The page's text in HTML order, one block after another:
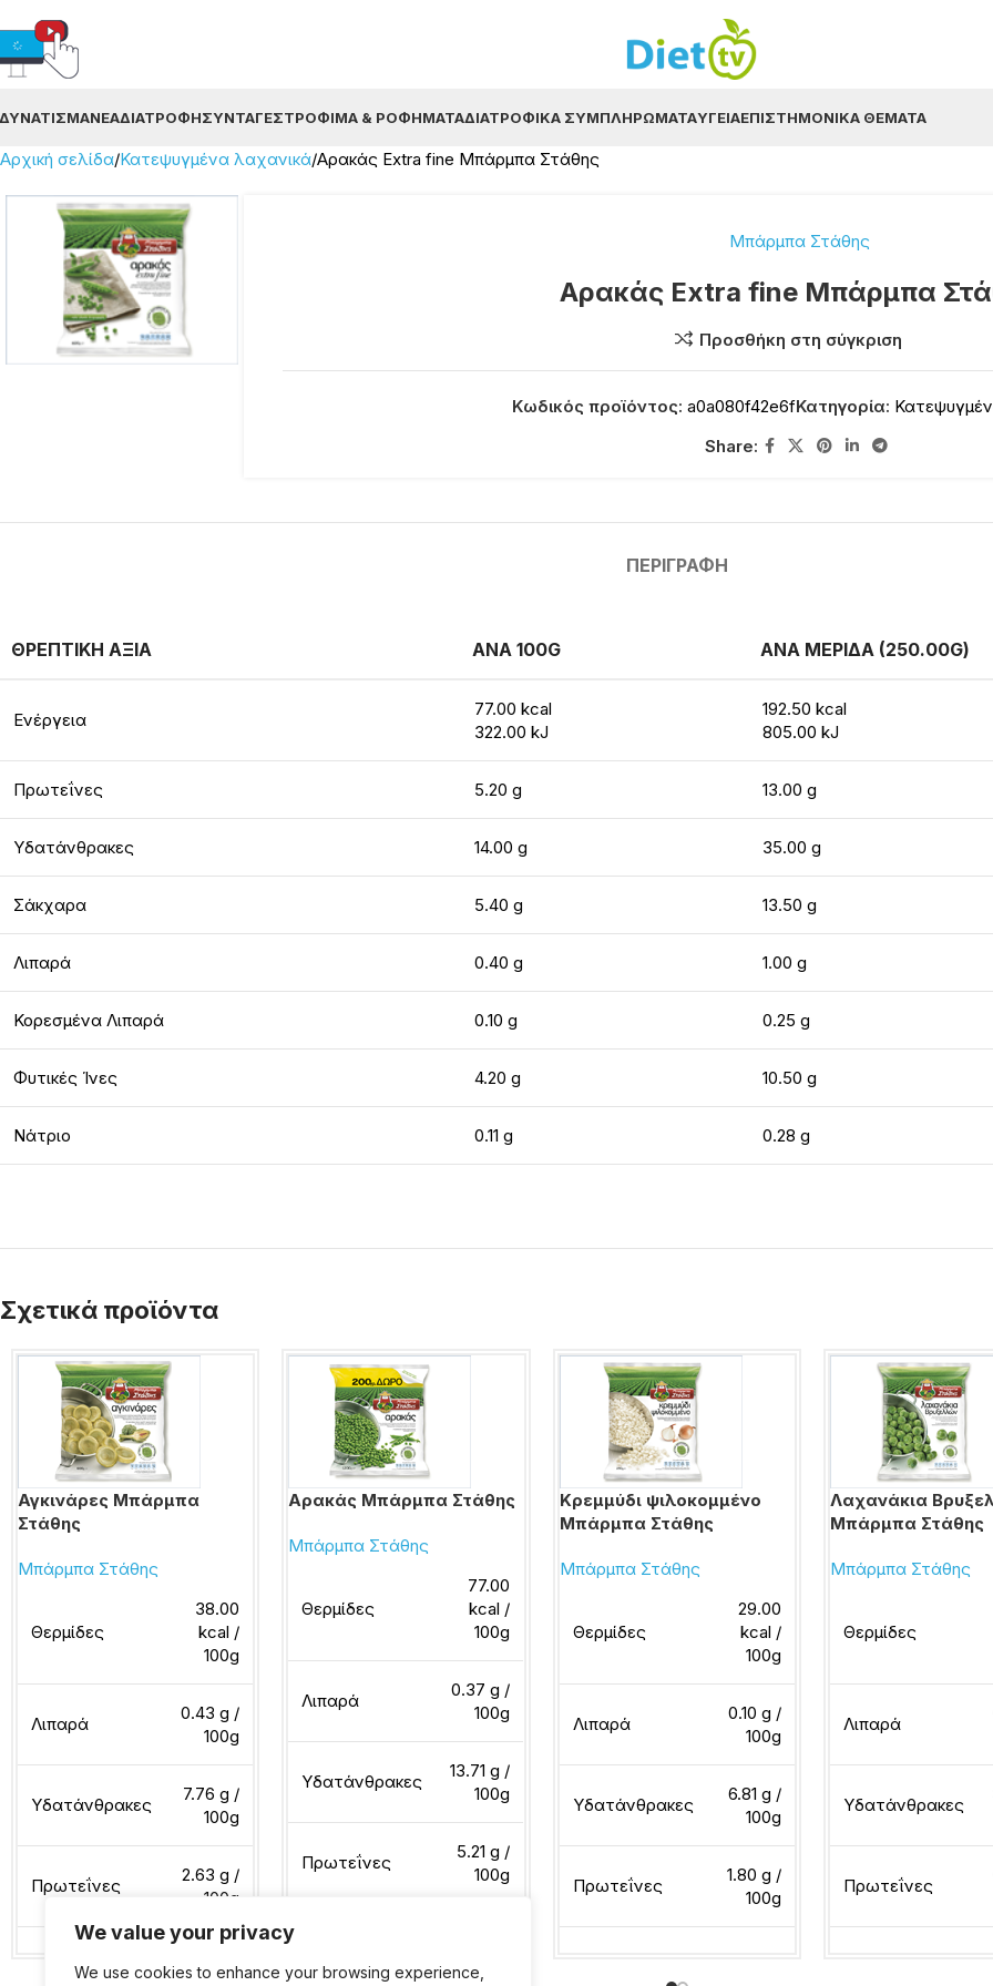
We value your privacy
We use cookies to enhance your browsing experience,
ΝΈΑΔΙΑΤΡΟΦΉΣΥΝΤΑΓΈΣΤΡΌΦΙΜΑ & ΡΟΦΉΜΑΤΑΔΙΑΤΡΟΦΙΚΆ ΣΥΜΠΛΗΡΏΜΑΤΑΥΓΕΊΑΕΠΙΣΤΗΜΟΝΙΚΆ ΘΈΜΑΤΑ
Αρχική σελίδα Κατεψυγμένα λαχανικά Αρακάς Extra fine Μπάρμπα Στάθης
Μπάρμπα Στάθης
Αρακάς Extra fine Μπάρμπα
Προσθήκη στη σύγκριση
Κωδικός προϊόντος:a0a080f42e6fΚατηγορία:
Share:
ΠΕΡΙΓΡΑΦΉ
ΘΡΕΠΤΙΚΗ ΑΞΙΑ ΑΝΑ 100G ΑΝΑ ΜΕΡΙΔΑ (250.00G)
Ενέργεια
77.00 kcal
322.00 kJ
192.50 kcal
805.00 kJ
Πρωτεΐνες 5.20 g 13.00 g
Υδατάνθρακες 14.00 g 35.00 g
Σάκχαρα 5.40 g 13.50 g
Λιπαρά 0.40 g 1.00 g
Κορεσμένα Λιπαρά 0.10 g 0.25 g
Φυτικές Ίνες 4.20 g 10.50 g
Νάτριο 0.11 g 0.28 g
Σχετικά προϊόντα
Αγκινάρες Μπάρμπα
Στάθης
Μπάρμπα Στάθης
Θερμίδες
38.00
kcal /
100g
Λιπαρά
0.43 g /
100g
Υδατάνθρακες
7.76 g /
100g
Πρωτεΐνες
2.63 g /
100g
Αρακάς Μπάρμπα Στάθης
Μπάρμπα Στάθης
Θερμίδες
77.00
kcal /
100g
Λιπαρά
0.37 g /
100g
Υδατάνθρακες
13.71 g /
100g
Πρωτεΐνες
5.21 g /
100g
Διαβάστε περισσότερα
Κρεμμύδι ψιλοκομμένο
Μπάρμπα Στάθης
Μπάρμπα Στάθης
Θερμίδες
29.00
kcal /
100g
Λιπαρά
0.10 g /
100g
Υδατάνθρακες
6.81 g /
100g
Πρωτεΐνες
1.80 g /
100g
Λαχανάκια
Μπάρμπα Στάθης
Μπάρμπα Στάθης
Θερμίδες
Λιπαρά
Υδατάνθρακες
Πρωτεΐνες